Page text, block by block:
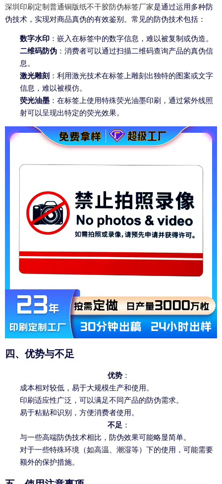
深圳印刷定制普通铜版纸不干胶防伪标签厂家是通过运用多种防
伪技术，实现对商品真伪的有效鉴别。常见的防伪技术包括：
数字水印 ：嵌入在标签中的数字信息，难以被复制或伪造。
二维码防伪 ：消费者可以通过扫描二维码查询产品的真伪信
息。
激光雕刻 ：利用激光技术在标签上雕刻出独特的图案或文字
信息，难以被模仿。
荧光油墨 ：在标签上使用特殊荧光油墨印刷，通过紫外线照
射可以呈现出特定的荧光效果。
四、优势与不足
优势：
成本相对较低，易于大规模生产和使用。
印刷适应性广泛，可以满足不同产品的防伪需求。
易于粘贴和识别，方便消费者使用。
不足：
与一些高端防伪技术相比，防伪效果可能略显简单。
对于一些特殊环境（如高温、潮湿等）下的使用，可能需要
额外的保护措施。